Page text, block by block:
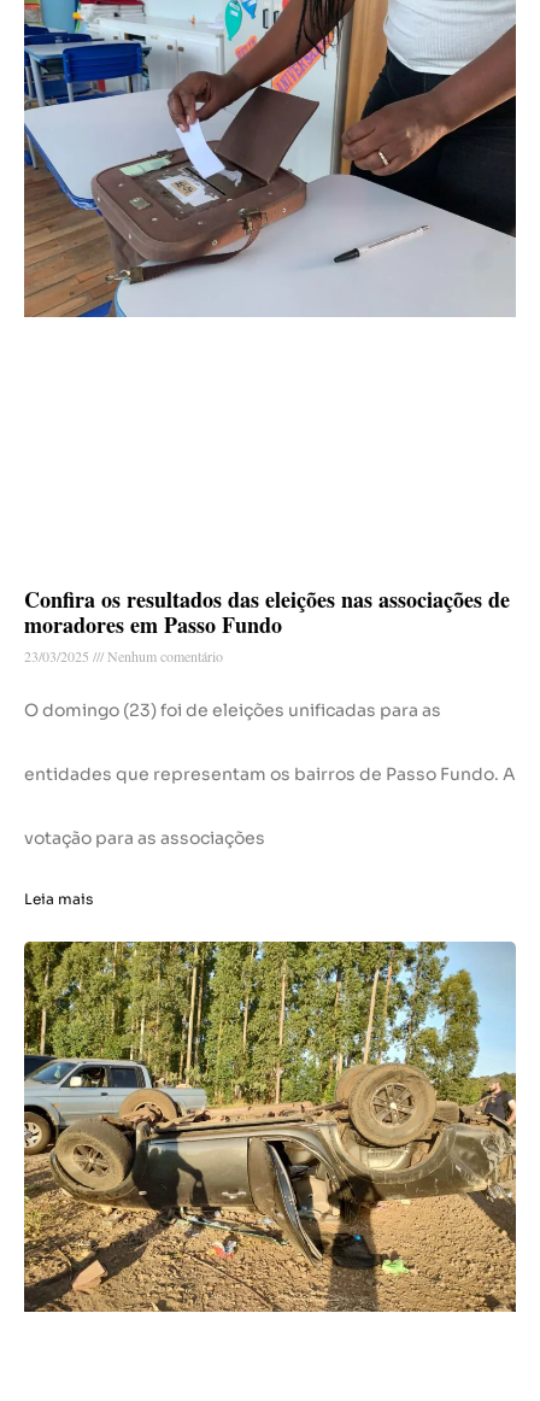
Confira os resultados das eleições nas associações de
moradores em Passo Fundo
23/03/2025 Nenhum comentário
O domingo (23) foi de eleições unificadas para as
entidades que representam os bairros de Passo Fundo. A
votação para as associações
Leia mais